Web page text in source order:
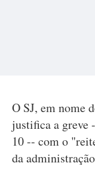
O SJ, em nome
justifica a greve
10 -- com o
da